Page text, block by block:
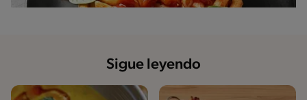
Sigue leyendo